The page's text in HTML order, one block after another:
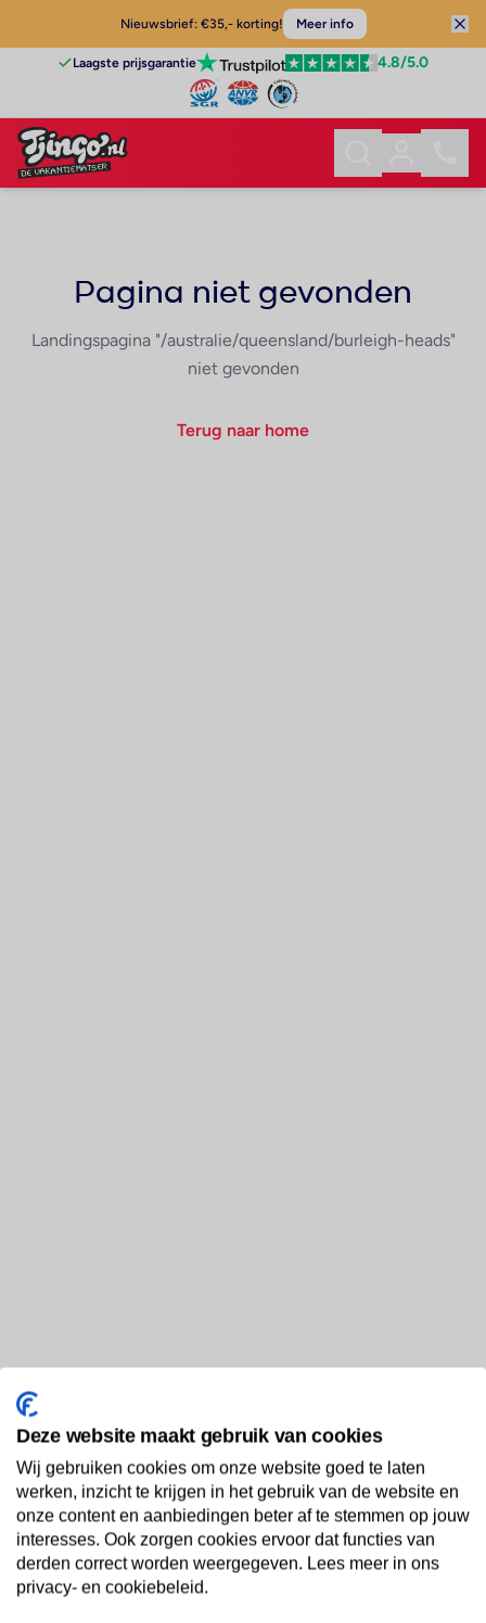
Nieuwsbrief: €35,- korting! Meer info
Laagste prijsgarantie 4.8/5.0
Pagina niet gevonden
Landingspagina "/australie/queensland/burleigh-heads"
niet gevonden
Terug naar home
Deze website maakt gebruik van cookies
Wij gebruiken cookies om onze website goed te laten
werken, inzicht te krijgen in het gebruik van de website en
onze content en aanbiedingen beter af te stemmen op jouw
interesses. Ook zorgen cookies ervoor dat functies van
derden correct worden weergegeven. Lees meer in ons
privacy- en cookiebeleid.